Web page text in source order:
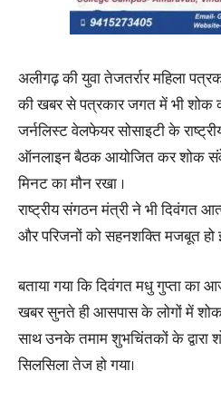
अलीगढ़ की युवा तेजतर्रार महिला
की खबर से पत्रकार जगत में भी शोक
जर्नलिस्ट वेलफेयर सोसाइटी के
ऑनलाइन बैठक आयोजित कर शोक
मिनट का मौन रखा ।
राष्ट्रीय संगठन मंत्री ने भी दिवंगत
और परिजनों को सहनशक्ति मजबूत हो
बताया गया कि दिवंगत मधु गुप्ता का
खबर सुनते ही आसपास के लोगों में
साथ उनके तमाम शुभचिंतकों के द्वारा
सिलसिला तेज हो गया।